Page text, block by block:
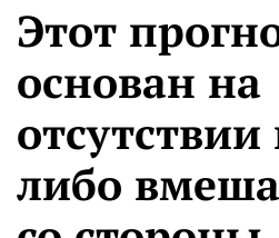
Этот
основан на
отсутствии
либо